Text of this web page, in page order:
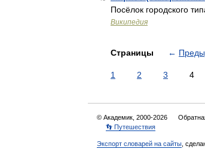
Посёлок городского
Википедия
Страницы ←
1 2 3 4
© Академик, 2000-2026
👣 Путешествия
Экспорт словарей на сайты ,